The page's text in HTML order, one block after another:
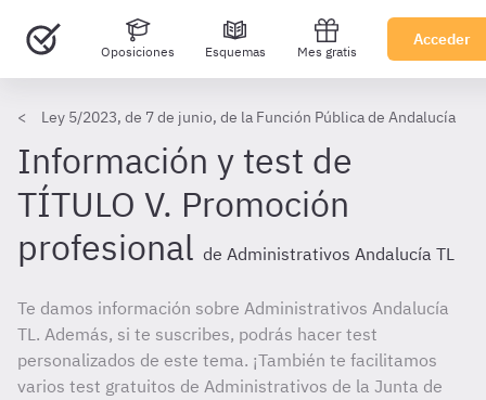
Oposiciones Esquemas Mes gratis
Acceder
Ley 5/2023, de 7 de junio, de la Función Pública de Andalucía
Información y test de
TÍTULO V. Promoción
profesional de Administrativos Andalucía TL
Te damos información sobre Administrativos Andalucía
TL. Además, si te suscribes, podrás hacer test
personalizados de este tema. ¡También te facilitamos
varios test gratuitos de Administrativos de la Junta de